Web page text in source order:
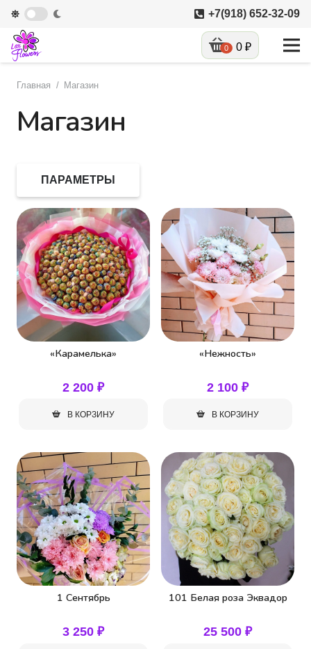
+7(918) 652-32-09
0 0 ₽
Главная / Магазин
Магазин
ПАРАМЕТРЫ
«Карамелька»
2 200 ₽
В КОРЗИНУ
«Нежность»
2 100 ₽
В КОРЗИНУ
1 Сентябрь
3 250 ₽
101 Белая роза Эквадор
25 500 ₽